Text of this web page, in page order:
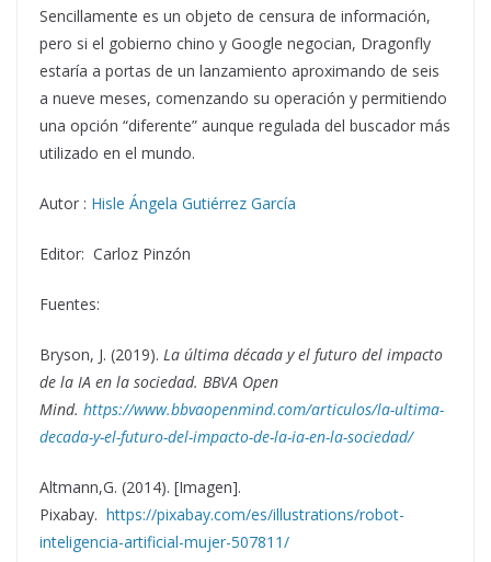
Sencillamente es un objeto de censura de información,
pero si el gobierno chino y Google negocian, Dragonfly
estaría a portas de un lanzamiento aproximando de seis
a nueve meses, comenzando su operación y permitiendo
una opción “diferente” aunque regulada del buscador más
utilizado en el mundo.
Autor : Hisle Ángela Gutiérrez García
Editor: Carloz Pinzón
Fuentes:
Bryson, J. (2019). La última década y el futuro del impacto
de la IA en la sociedad. BBVA Open
Mind. https://www.bbvaopenmind.com/articulos/la-ultima-
decada-y-el-futuro-del-impacto-de-la-ia-en-la-sociedad/
Altmann,G. (2014). [Imagen].
Pixabay. https://pixabay.com/es/illustrations/robot-
inteligencia-artificial-mujer-507811/